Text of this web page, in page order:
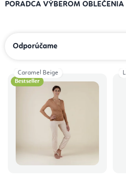
PORADCA VÝBEROM OBLEČENIA
Odporúčame
V Bestseller
Caramel Beige L